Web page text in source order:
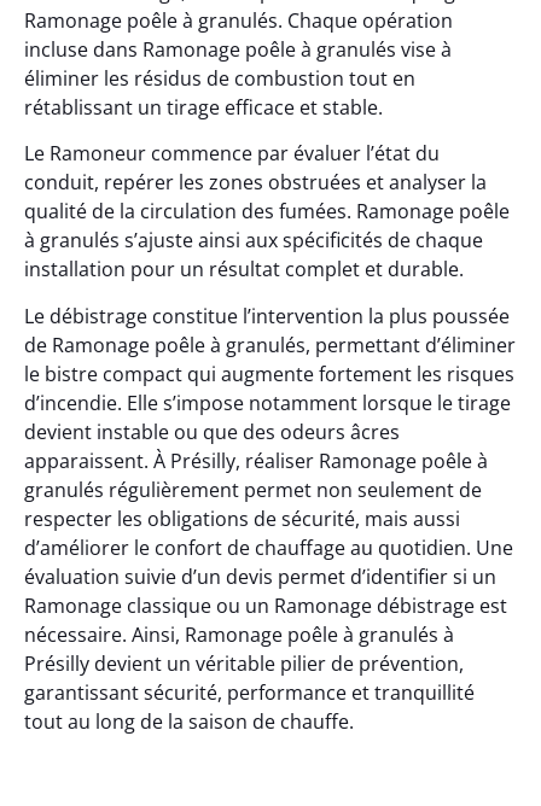
Ramonage poêle à granulés. Chaque opération
incluse dans Ramonage poêle à granulés vise à
éliminer les résidus de combustion tout en
rétablissant un tirage efficace et stable.
Le Ramoneur commence par évaluer l’état du
conduit, repérer les zones obstruées et analyser la
qualité de la circulation des fumées. Ramonage poêle
à granulés s’ajuste ainsi aux spécificités de chaque
installation pour un résultat complet et durable.
Le débistrage constitue l’intervention la plus poussée
de Ramonage poêle à granulés, permettant d’éliminer
le bistre compact qui augmente fortement les risques
d’incendie. Elle s’impose notamment lorsque le tirage
devient instable ou que des odeurs âcres
apparaissent. À Présilly, réaliser Ramonage poêle à
granulés régulièrement permet non seulement de
respecter les obligations de sécurité, mais aussi
d’améliorer le confort de chauffage au quotidien. Une
évaluation suivie d’un devis permet d’identifier si un
Ramonage classique ou un Ramonage débistrage est
nécessaire. Ainsi, Ramonage poêle à granulés à
Présilly devient un véritable pilier de prévention,
garantissant sécurité, performance et tranquillité
tout au long de la saison de chauffe.